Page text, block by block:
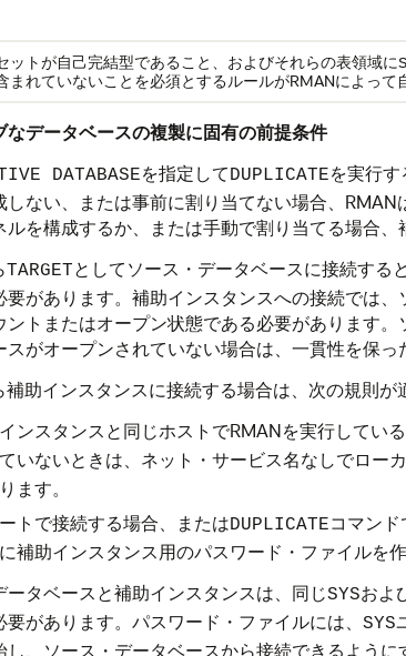
ットが自己完結型であること、およびそれらの表領域に
まれていないことを必須とするルールがRMANによって
なデータベースの複製に固有の前提条件
DATABASEを指定してDUPLICATEを実行
しない、または事前に割り当てない場合、
ルを構成するか、または手動で割り当てる場合
TARGETとしてソース・データベースに接続する
要があります。補助インスタンスへの接続では
ントまたはオープン状態である必要があります
スがオープンされていない場合は、一貫性を保っ
補助インスタンスに接続する場合は、次の規則が
ンスタンスと同じホストでRMANを実行してい
いないときは、ネット・サービス名なしでロー
ます。
トで接続する場合、またはDUPLICATEコマンド
補助インスタンス用のパスワード・ファイルを
ータベースと補助インスタンスは、同じSYSおよ
要があります。パスワード・ファイルには、 SYS
し、ソース・データベースから接続できるように